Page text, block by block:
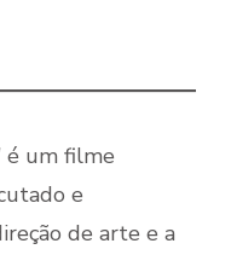
é um filme
e
de arte e a